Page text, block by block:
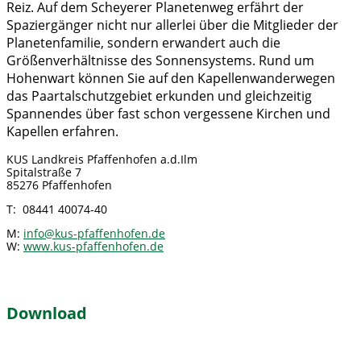
Reiz. Auf dem Scheyerer Planetenweg erfährt der
Spaziergänger nicht nur allerlei über die Mitglieder der
Planetenfamilie, sondern erwandert auch die
Größenverhältnisse des Sonnensystems. Rund um
Hohenwart können Sie auf den Kapellenwanderwegen
das Paartalschutzgebiet erkunden und gleichzeitig
Spannendes über fast schon vergessene Kirchen und
Kapellen erfahren.
KUS Landkreis Pfaffenhofen a.d.Ilm
Spitalstraße 7
85276 Pfaffenhofen
T: 08441 40074-40
M: info@kus-pfaffenhofen.de
W: www.kus-pfaffenhofen.de
Download